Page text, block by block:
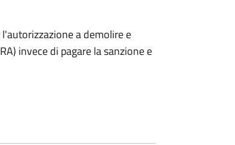
a demolire e
invece di pagare la sanzione e